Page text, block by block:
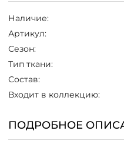
Наличие:
Артикул:
Сезон:
Тип ткани:
Состав:
Входит в коллекцию:
ПОДРОБНОЕ